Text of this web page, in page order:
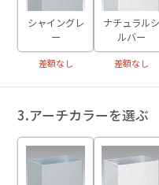
シャイングレ
ー
差額なし
ナチュラルシ
ルバー
差額なし
3.アーチカラーを選ぶ